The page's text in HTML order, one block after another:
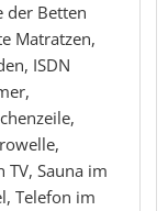
der Betten
Matratzen,
ISDN
Sauna im
Telefon im